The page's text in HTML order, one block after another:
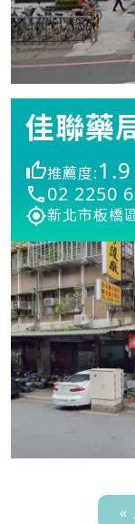
佳聯藥
推薦度:1.9
02 2250
新北市板橋
«